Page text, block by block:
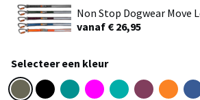
Non Stop Dogwear Move
vanaf € 26,95
Selecteer een kleur